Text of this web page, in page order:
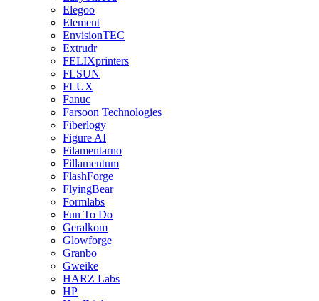
Elegoo
Element
EnvisionTEC
Extrudr
FELIXprinters
FLSUN
FLUX
Fanuc
Farsoon Technologies
Fiberlogy
Figure AI
Filamentarno
Fillamentum
FlashForge
FlyingBear
Formlabs
Fun To Do
Geralkom
Glowforge
Granbo
Gweike
HARZ Labs
HP